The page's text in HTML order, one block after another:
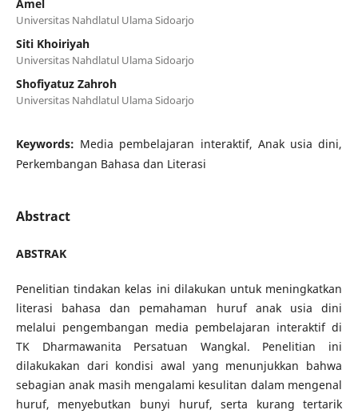
Amel
Universitas Nahdlatul Ulama Sidoarjo
Siti Khoiriyah
Universitas Nahdlatul Ulama Sidoarjo
Shofiyatuz Zahroh
Universitas Nahdlatul Ulama Sidoarjo
Keywords: Media pembelajaran interaktif, Anak usia dini,
Perkembangan Bahasa dan Literasi
Abstract
ABSTRAK
Penelitian tindakan kelas ini dilakukan untuk meningkatkan
literasi bahasa dan pemahaman huruf anak usia dini
melalui pengembangan media pembelajaran interaktif di
TK Dharmawanita Persatuan Wangkal. Penelitian ini
dilakukakan dari kondisi awal yang menunjukkan bahwa
sebagian anak masih mengalami kesulitan dalam mengenal
huruf, menyebutkan bunyi huruf, serta kurang tertarik